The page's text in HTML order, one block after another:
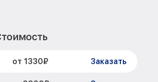
от 1330₽ Заказать